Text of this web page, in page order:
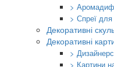
>
> Спреї
Декоративні
Декоративні
>
> Картини